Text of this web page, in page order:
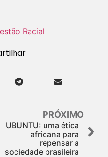
Racial
PRÓXIMO
UBUNTU: uma ética
africana para
repensar a
sociedade brasileira